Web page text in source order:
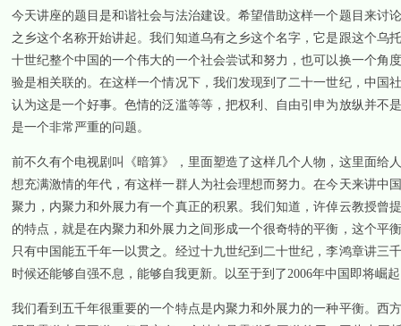
今天讲座的题目是和谐社会与法治建设。希望借助这样一个题目来讨
之乡这个名称开始讲起。我们知道乌有之乡这个名字，它是跟这个
十世纪整个中国的一个伟大的一个社会尝试和努力，也可以换一个
验是相关联的。在这样一个情况下，我们发现到了二十一世纪，中国
认为这是一个好事。色情的泛滥等等，把权利、自由引申为放纵并不
是一个非常严重的问题。
前不久有个电视剧叫《暗算》，里面塑造了这样几个人物，这里面给
想充满激情的年代，有这样一群人为社会理想而努力。在今天来讲中
聚力，内聚力和外展力有一个真正的积累。我们知道，许倬云教授曾
的特点，就是在内聚力和外展力之间形成一个很奇特的平衡，这个
只有中国能五千年一以贯之。经过十九世纪到二十世纪，李鸿章讲
时候还能够自强不息，能够自我更新。以至于到了2006年中国即将崛
我们看到五千年很重要的一个特点是内聚力和外展力的一种平衡。西